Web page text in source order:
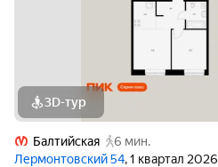
3D-тур
Балтийская
6 мин.
Лермонтовский 54, 1 квартал 2026